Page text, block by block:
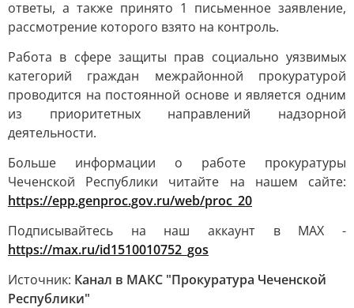
ответы, а также принято 1 письменное заявление,
рассмотрение которого взято на контроль.
Работа в сфере защиты прав социально уязвимых
категорий граждан межрайонной прокуратурой
проводится на постоянной основе и является одним
из приоритетных направлений надзорной
деятельности.
Больше информации о работе прокуратуры
Чеченской Республики читайте на нашем сайте:
https://epp.genproc.gov.ru/web/proc_20
Подписывайтесь на наш аккаунт в MAX -
https://max.ru/id1510010752_gos
Источник: Канал в МАКС "Прокуратура Чеченской
Республики"